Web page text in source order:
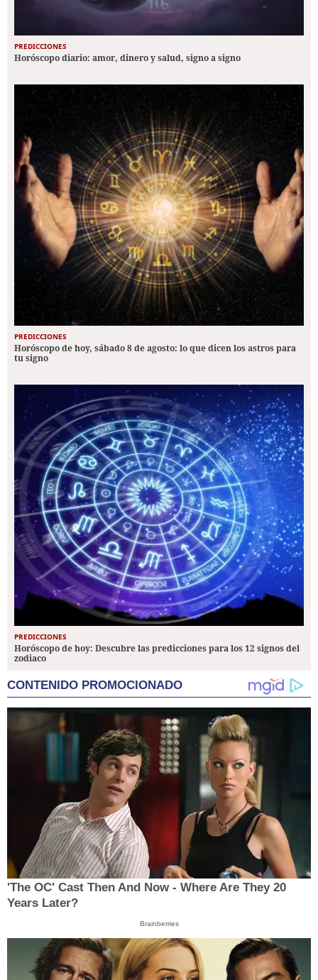
PREDICCIONES
Horóscopo diario: amor, dinero y salud, signo a signo
PREDICCIONES
Horóscopo de hoy, sábado 8 de agosto: lo que dicen los astros para
tu signo
PREDICCIONES
Horóscopo de hoy: Descubre las predicciones para los 12 signos del
zodiaco
CONTENIDO PROMOCIONADO
'The OC' Cast Then And Now - Where Are They 20
Years Later?
Brainberries